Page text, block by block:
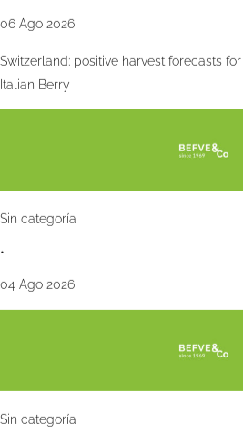
06 Ago 2026
Switzerland: positive harvest forecasts
Italian Berry
Sin categoría
•
04 Ago 2026
Sin categoría